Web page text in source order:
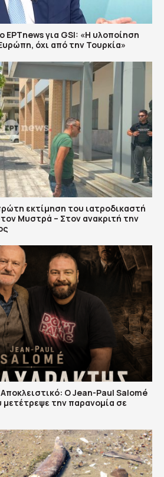
για GSI: «Η υλοποίηση
όχι από την Τουρκία»
εκτίμηση του ιατροδικαστή
Μυστρά – Στον ανακριτή την
Ο Jean-Paul Salomé
την παρανομία σε